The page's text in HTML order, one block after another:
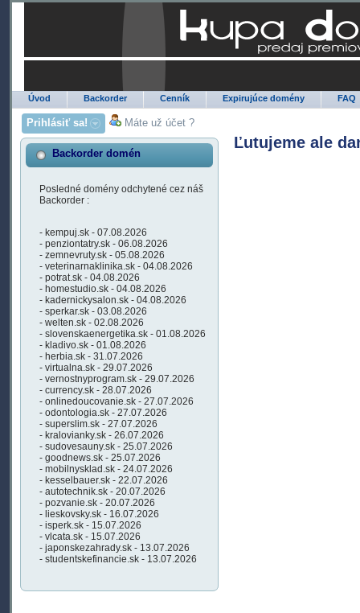
Úvod Backorder Cenník Expirujúce domény FAQ
Prihlásiť sa! Máte už účet ?
Backorder domén
Posledné domény odchytené cez náš
Backorder :
- kempuj.sk - 07.08.2026
- penziontatry.sk - 06.08.2026
- zemnevruty.sk - 05.08.2026
- veterinarnaklinika.sk - 04.08.2026
- potrat.sk - 04.08.2026
- homestudio.sk - 04.08.2026
- kadernickysalon.sk - 04.08.2026
- sperkar.sk - 03.08.2026
- welten.sk - 02.08.2026
- slovenskaenergetika.sk - 01.08.2026
- kladivo.sk - 01.08.2026
- herbia.sk - 31.07.2026
- virtualna.sk - 29.07.2026
- vernostnyprogram.sk - 29.07.2026
- currency.sk - 28.07.2026
- onlinedoucovanie.sk - 27.07.2026
- odontologia.sk - 27.07.2026
- superslim.sk - 27.07.2026
- kralovianky.sk - 26.07.2026
- sudovesauny.sk - 25.07.2026
- goodnews.sk - 25.07.2026
- mobilnysklad.sk - 24.07.2026
- kesselbauer.sk - 22.07.2026
- autotechnik.sk - 20.07.2026
- pozvanie.sk - 20.07.2026
- lieskovsky.sk - 16.07.2026
- isperk.sk - 15.07.2026
- vlcata.sk - 15.07.2026
- japonskezahrady.sk - 13.07.2026
- studentskefinancie.sk - 13.07.2026
Ľutujeme ale